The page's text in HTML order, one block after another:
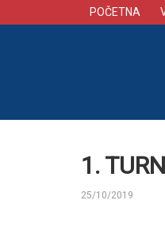
POČETNA
1.
25/10/2019